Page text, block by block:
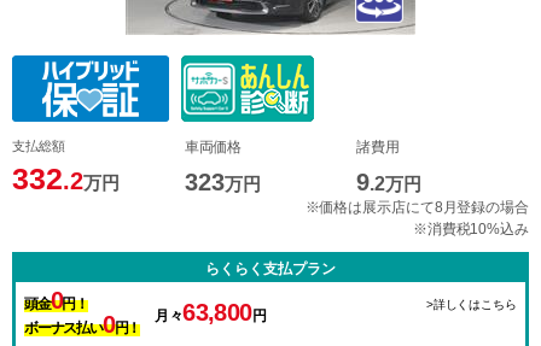
支払総額
332.2万円
車両価格
323万円
諸費用
9.2万円
※価格は展示店にて8月登録の場合
※消費税10%込み
らくらく支払プラン
頭金0円！
ボーナス払い0円！
月々63,800円
>詳しくはこちら